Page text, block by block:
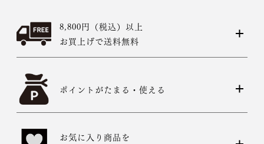
8,800円（税込）以上
お買上げで送料無料
ポイントがたまる・使える
お気に入り商品を